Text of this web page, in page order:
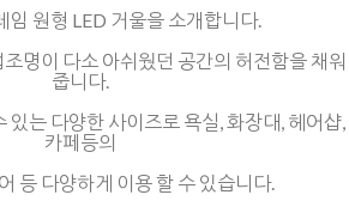
임 원형 LED 거울을 소개합니다.
명이 다소 아쉬웠던 공간의 허전함을 채워
줍니다.
있는 다양한 사이즈로 욕실, 화장대, 헤어샵,
카페등의
등 다양하게 이용 할 수 있습니다.